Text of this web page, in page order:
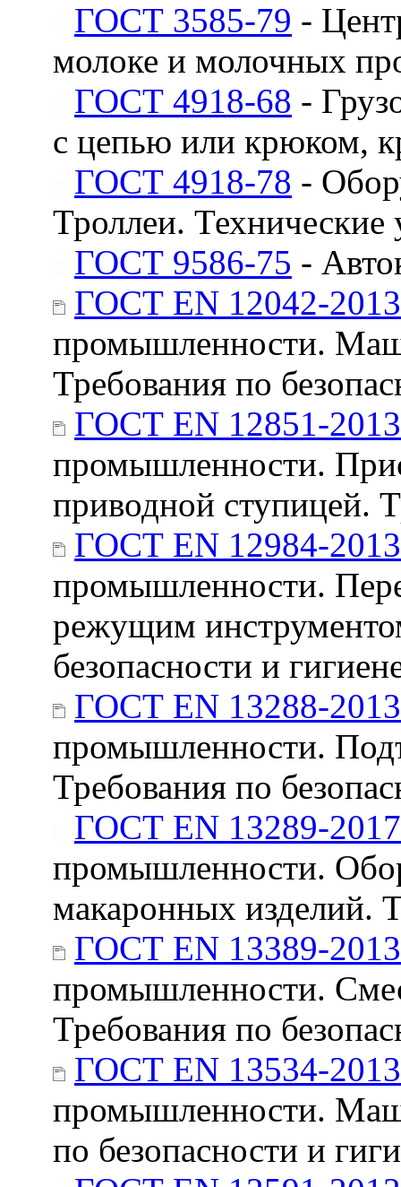
ГОСТ 3585-79 -
молоке и молочных
ГОСТ 4918-68 -
с цепью или крюком,
ГОСТ 4918-78 -
Троллеи. Технические
ГОСТ 9586-75 -
ГОСТ EN 12042-2013
промышленности.
Требования по
ГОСТ EN 12851-2013
промышленности.
приводной ступицей.
ГОСТ EN 12984-2013
промышленности.
режущим
безопасности и
ГОСТ EN 13288-2013
промышленности.
Требования по
ГОСТ EN 13289-2017
промышленности.
макаронных изделий.
ГОСТ EN 13389-2013
промышленности.
Требования по
ГОСТ EN 13534-2013
промышленности.
по безопасности и